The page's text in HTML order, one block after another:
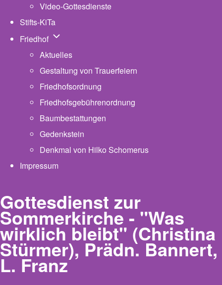
Video-Gottesdienste
Stifts-KiTa
Friedhof Unternavigation von Friedhof
Aktuelles
Gestaltung von Trauerfeiern
Friedhofsordnung
Friedhofsgebührenordnung
Baumbestattungen
Gedenkstein
Denkmal von Hilko Schomerus
Impressum
Gottesdienst zur
Sommerkirche - "Was
wirklich bleibt" (Christina
Stürmer), Prädn. Bannert,
L. Franz